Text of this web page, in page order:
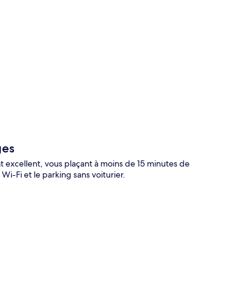
vous plaçant à moins de 15 minutes de
Fi et le parking sans voiturier.